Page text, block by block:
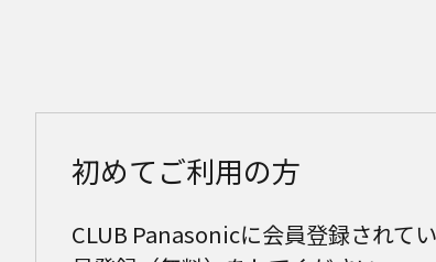
初めてご利用の方
CLUB Panasonicに会員登録されて